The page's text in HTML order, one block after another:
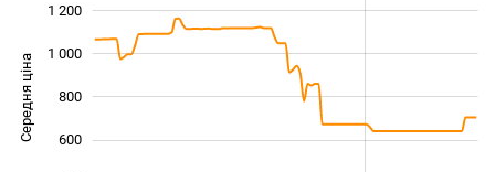
Середня ціна 1 000
600
800
1 000
1 200